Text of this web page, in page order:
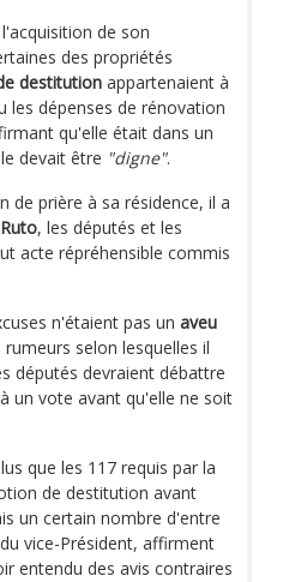
de son
des propriétés
destitution appartenaient à
les dépenses de rénovation
qu'elle était dans un
devait être "digne".
de prière à sa résidence, il a
, les députés et les
acte répréhensible commis
n'étaient pas un aveu
selon lesquelles il
députés devraient débattre
un vote avant qu'elle ne soit
que les 117 requis par la
de destitution avant
un certain nombre d'entre
vice-Président, affirment
entendu des avis contraires